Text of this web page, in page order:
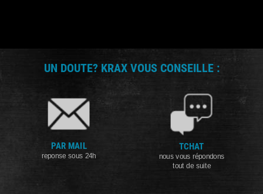
UN DOUTE? KRAX VOUS CONSEILLE :
PAR MAIL
reponse sous 24h
TCHAT
nous vous répondons
tout de suite